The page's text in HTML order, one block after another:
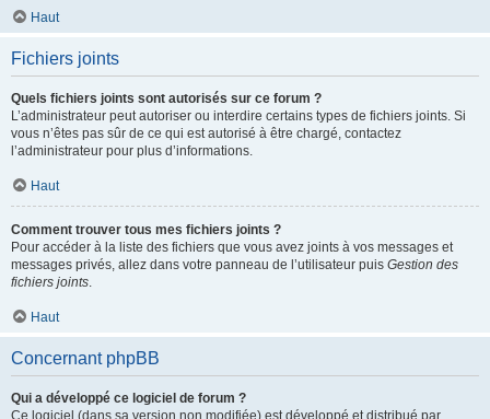
Haut
Fichiers joints
Quels fichiers joints sont autorisés sur ce forum ?
L’administrateur peut autoriser ou interdire certains types de fichiers joints. Si
vous n’êtes pas sûr de ce qui est autorisé à être chargé, contactez
l’administrateur pour plus d’informations.
Haut
Comment trouver tous mes fichiers joints ?
Pour accéder à la liste des fichiers que vous avez joints à vos messages et
messages privés, allez dans votre panneau de l’utilisateur puis Gestion des
fichiers joints.
Haut
Concernant phpBB
Qui a développé ce logiciel de forum ?
Ce logiciel (dans sa version non modifiée) est développé et distribué par